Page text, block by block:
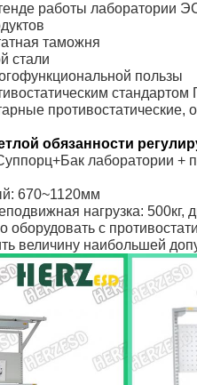
работы лаборатории
таможня
стали
пользы
противостатические,
обязанности
лаборатории +
670~1120мм
нагрузка: 500кг,
с
величину наибольшей